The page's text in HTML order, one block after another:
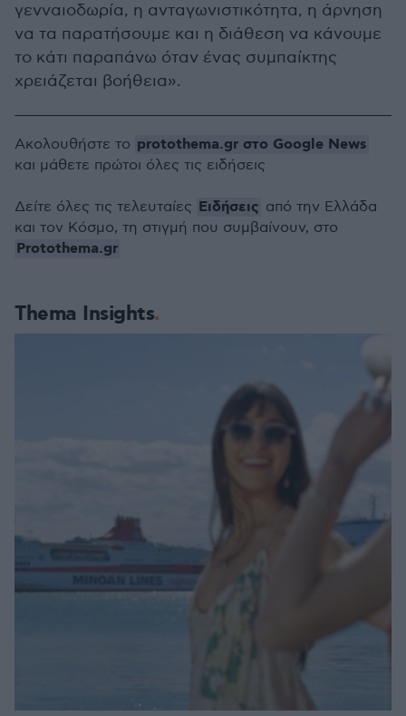
γενναιοδωρία, η ανταγωνιστικότητα, η άρνηση
να τα παρατήσουμε και η διάθεση να κάνουμε
το κάτι παραπάνω όταν ένας συμπαίκτης
χρειάζεται βοήθεια».
Thema Insights
Ακολουθήστε το protothema.gr στο Google News
και μάθετε πρώτοι όλες τις ειδήσεις
Δείτε όλες τις τελευταίες Ειδήσεις από την Ελλάδα
και τον Κόσμο, τη στιγμή που συμβαίνουν, στο
Protothema.gr